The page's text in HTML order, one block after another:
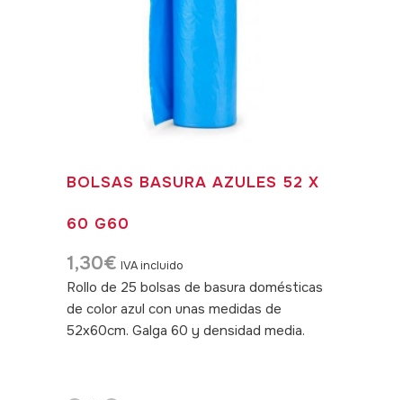
BOLSAS BASURA AZULES 52 X
60 G60
1,30€ IVA incluido
Rollo de 25 bolsas de basura domésticas
de color azul con unas medidas de
52x60cm. Galga 60 y densidad media.